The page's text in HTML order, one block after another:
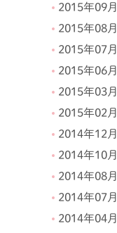
2015年09月
2015年08月
2015年07月
2015年06月
2015年03月
2015年02月
2014年12月
2014年10月
2014年08月
2014年07月
2014年04月